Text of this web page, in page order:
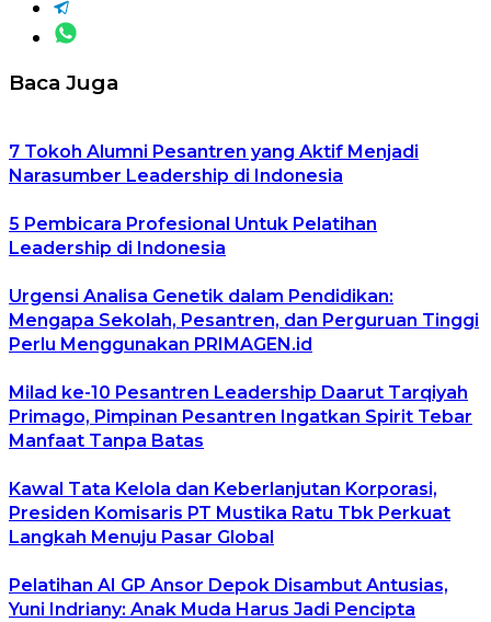
Baca Juga
7 Tokoh Alumni Pesantren yang Aktif Menjadi
Narasumber Leadership di Indonesia
5 Pembicara Profesional Untuk Pelatihan
Leadership di Indonesia
Urgensi Analisa Genetik dalam Pendidikan:
Mengapa Sekolah, Pesantren, dan Perguruan Tinggi
Perlu Menggunakan PRIMAGEN.id
Milad ke-10 Pesantren Leadership Daarut Tarqiyah
Primago, Pimpinan Pesantren Ingatkan Spirit Tebar
Manfaat Tanpa Batas
Kawal Tata Kelola dan Keberlanjutan Korporasi,
Presiden Komisaris PT Mustika Ratu Tbk Perkuat
Langkah Menuju Pasar Global
Pelatihan AI GP Ansor Depok Disambut Antusias,
Yuni Indriany: Anak Muda Harus Jadi Pencipta